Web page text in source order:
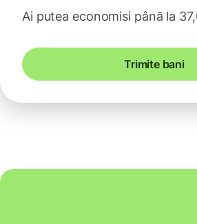
Ai putea economisi până la
Trimite bani